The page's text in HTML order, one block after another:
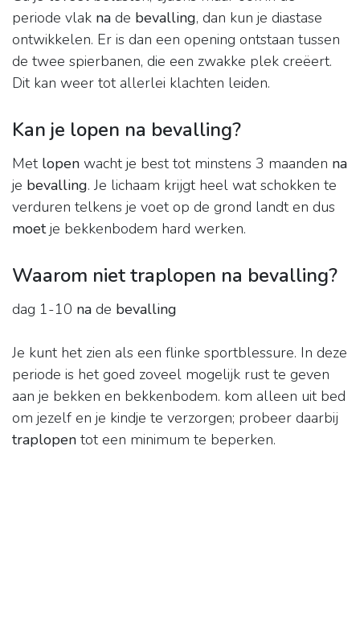
periode vlak na de bevalling, dan kun je diastase
ontwikkelen. Er is dan een opening ontstaan tussen
de twee spierbanen, die een zwakke plek creëert.
Dit kan weer tot allerlei klachten leiden.
Kan je lopen na bevalling?
Met lopen wacht je best tot minstens 3 maanden na
je bevalling. Je lichaam krijgt heel wat schokken te
verduren telkens je voet op de grond landt en dus
moetje bekkenbodem hard werken.
Waarom niet traplopen na bevalling?
dag 1-10 na de bevalling
Je kunt het zien als een flinke sportblessure. In deze
periode is het goed zoveel mogelijk rust te geven
aan je bekken en bekkenbodem. kom alleen uit bed
om jezelf en je kindje te verzorgen; probeer daarbij
traplopen tot een minimum te beperken.